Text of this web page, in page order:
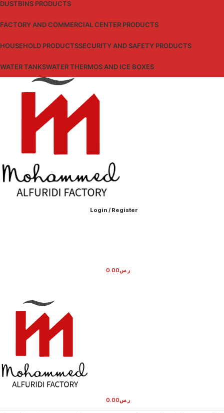
DUSTBINS PRODUCTS
FACTORY AND COMMERCIAL CENTER PRODUCTS
HOUSEHOLD PRODUCTSSECURITY AND SAFETY PRODUCTS
WATER TANKSWATER THERMOS AND ICE BOXES
Login / Register
ر.س0.00
ر.س0.00